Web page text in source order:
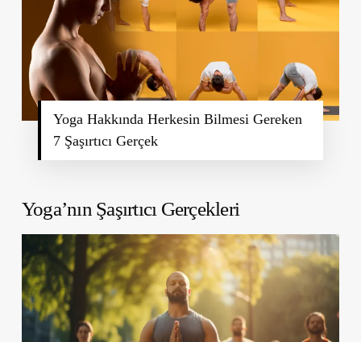
Yoga Hakkında Herkesin Bilmesi Gereken
7 Şaşırtıcı Gerçek
Yoga’nın Şaşırtıcı Gerçekleri